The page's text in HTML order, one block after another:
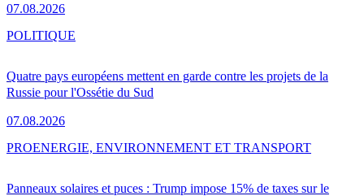
07.08.2026
Quatre pays européens mettent en garde contre les projets de la
Russie pour l'Ossétie du Sud
07.08.2026
POLITIQUE
Panneaux solaires et puces : Trump impose 15% de taxes sur le
PROENERGIE, ENVIRONNEMENT ET TRANSPORT